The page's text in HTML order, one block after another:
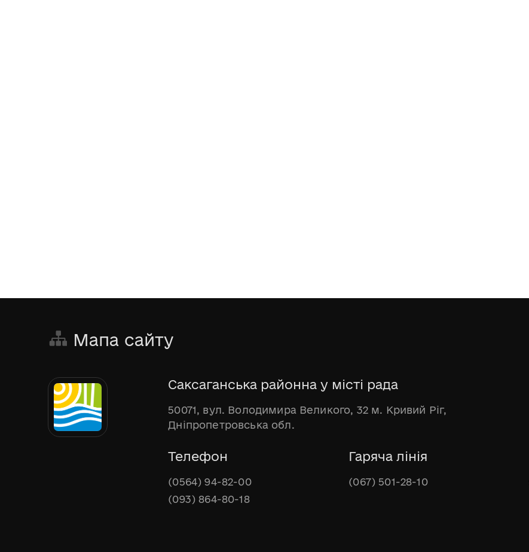
Мапа сайту
Саксаганська районна у місті рада
50071, вул. Володимира Великого, 32 м. Кривий Ріг,
Дніпропетровська обл.
Телефон
(0564) 94-82-00
(093) 864-80-18
Гаряча лінія
(067) 501-28-10